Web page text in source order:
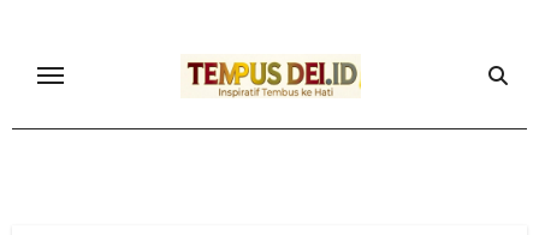
content